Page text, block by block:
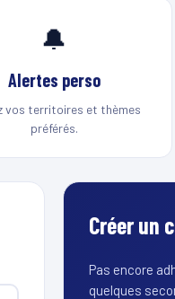
🔔
Alertes perso
vos territoires et thèmes
préférés.
Créer un
Pas encore
quelques